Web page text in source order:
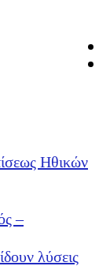
Ηθικών
–
λύσεις